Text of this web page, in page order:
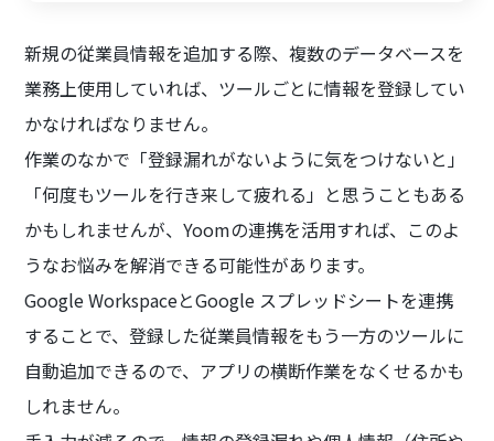
新規の従業員情報を追加する際、複数のデータベースを
業務上使用していれば、ツールごとに情報を登録してい
かなければなりません。
作業のなかで「登録漏れがないように気をつけないと」
「何度もツールを行き来して疲れる」と思うこともある
かもしれませんが、Yoomの連携を活用すれば、このよ
うなお悩みを解消できる可能性があります。
Google WorkspaceとGoogle スプレッドシートを連携
することで、登録した従業員情報をもう一方のツールに
自動追加できるので、アプリの横断作業をなくせるかも
しれません。